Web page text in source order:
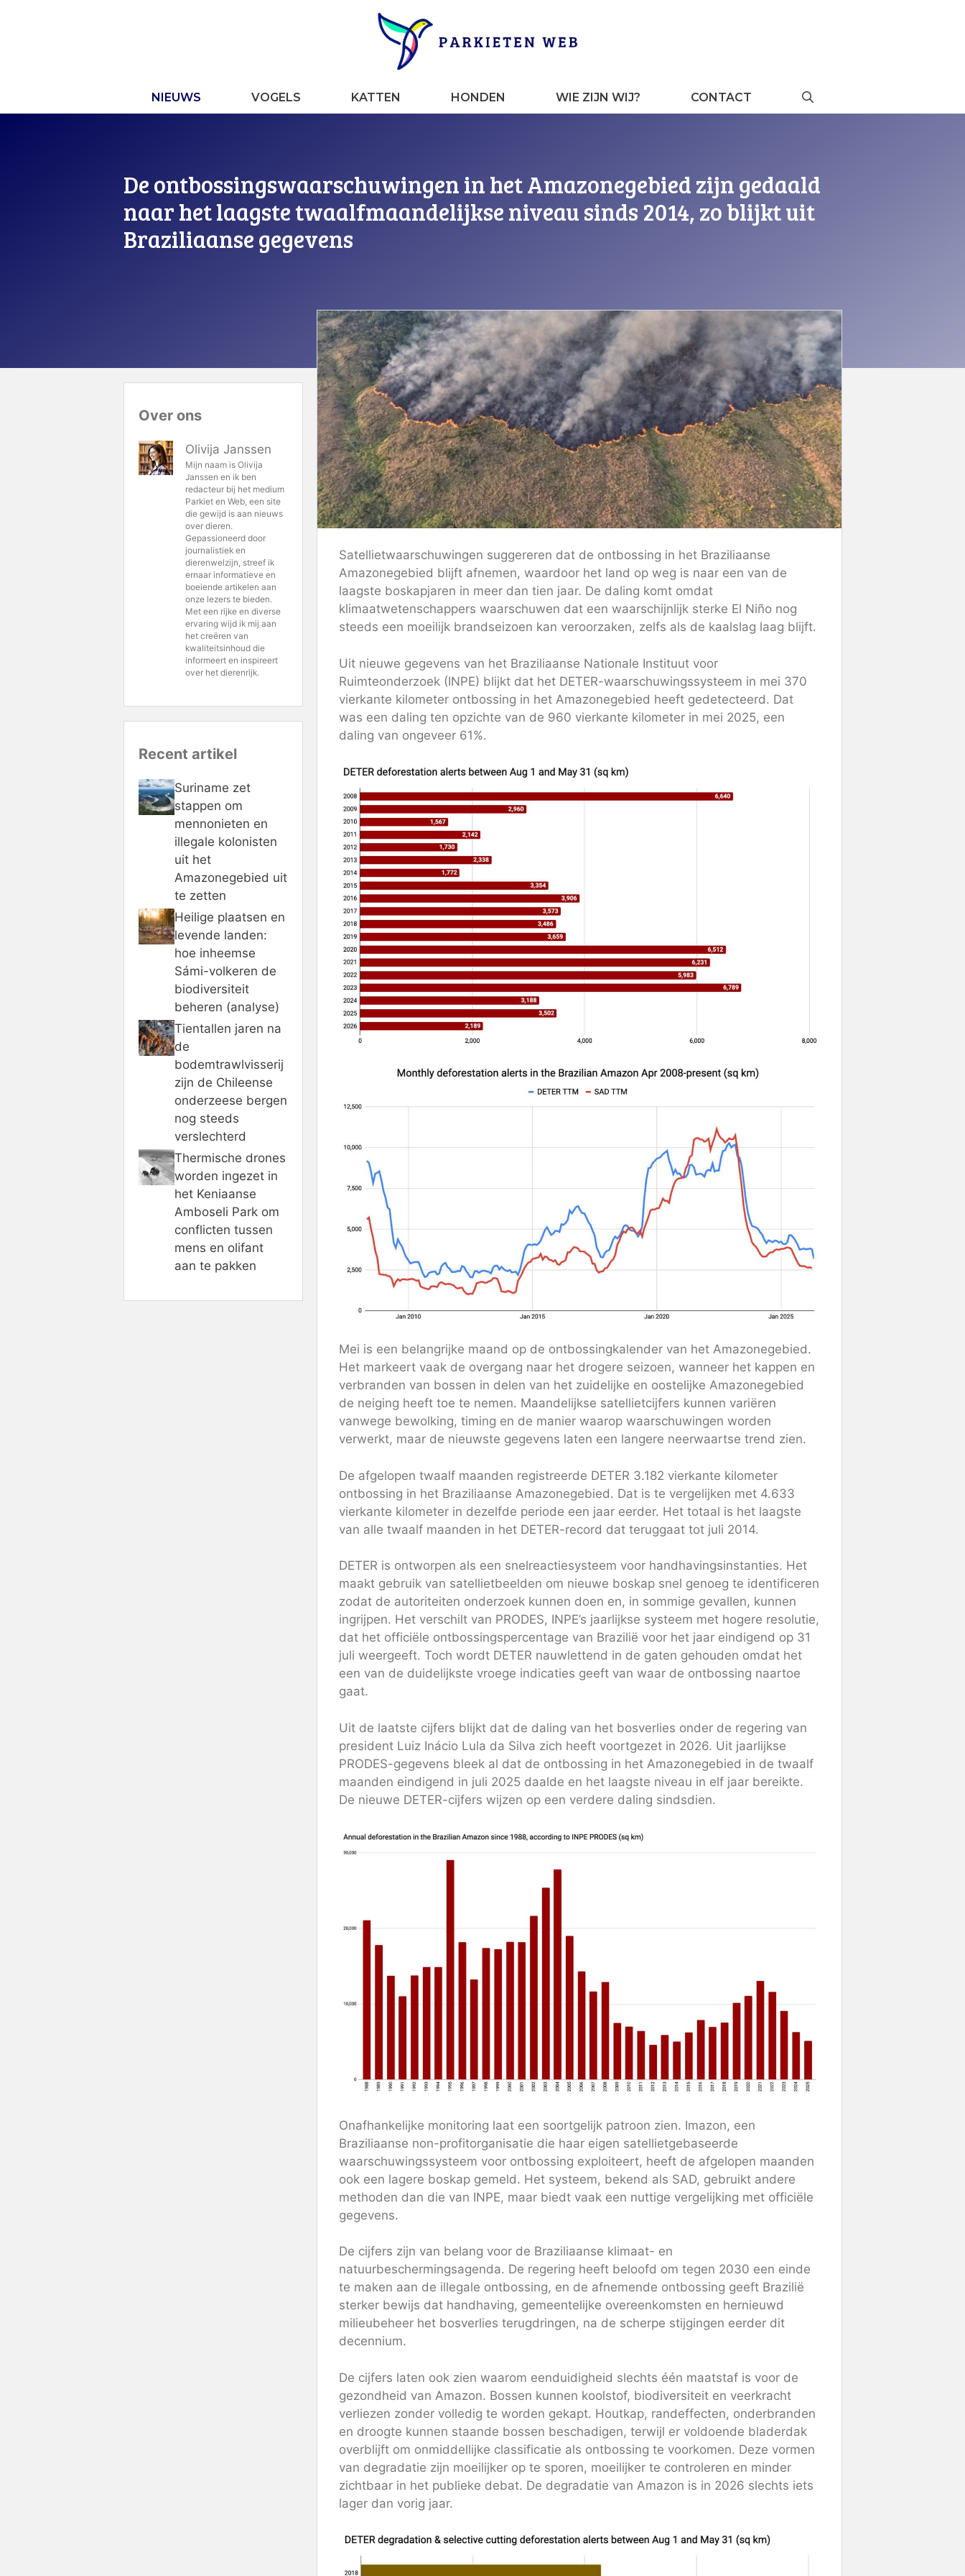
NIEUWS VOGELS KATTEN HONDEN WIE ZIJN WIJ? CONTACT
De ontbossingswaarschuwingen in het Amazonegebied zijn gedaald
naar het laagste twaalfmaandelijkse niveau sinds 2014, zo blijkt uit
Braziliaanse gegevens
Satellietwaarschuwingen suggereren dat de ontbossing in het Braziliaanse
Amazonegebied blijft afnemen, waardoor het land op weg is naar een van de
laagste boskapjaren in meer dan tien jaar. De daling komt omdat
klimaatwetenschappers waarschuwen dat een waarschijnlijk sterke El Niño nog
steeds een moeilijk brandseizoen kan veroorzaken, zelfs als de kaalslag laag blijft.
Uit nieuwe gegevens van het Braziliaanse Nationale Instituut voor
Ruimteonderzoek (INPE) blijkt dat het DETER-waarschuwingssysteem in mei 370
vierkante kilometer ontbossing in het Amazonegebied heeft gedetecteerd. Dat
was een daling ten opzichte van de 960 vierkante kilometer in mei 2025, een
daling van ongeveer 61%.
Mei is een belangrijke maand op de ontbossingkalender van het Amazonegebied.
Het markeert vaak de overgang naar het drogere seizoen, wanneer het kappen en
verbranden van bossen in delen van het zuidelijke en oostelijke Amazonegebied
de neiging heeft toe te nemen. Maandelijkse satellietcijfers kunnen variëren
vanwege bewolking, timing en de manier waarop waarschuwingen worden
verwerkt, maar de nieuwste gegevens laten een langere neerwaartse trend zien.
De afgelopen twaalf maanden registreerde DETER 3.182 vierkante kilometer
ontbossing in het Braziliaanse Amazonegebied. Dat is te vergelijken met 4.633
vierkante kilometer in dezelfde periode een jaar eerder. Het totaal is het laagste
van alle twaalf maanden in het DETER-record dat teruggaat tot juli 2014.
DETER is ontworpen als een snelreactiesysteem voor handhavingsinstanties. Het
maakt gebruik van satellietbeelden om nieuwe boskap snel genoeg te identificeren
zodat de autoriteiten onderzoek kunnen doen en, in sommige gevallen, kunnen
ingrijpen. Het verschilt van PRODES, INPE’s jaarlijkse systeem met hogere resolutie,
dat het officiële ontbossingspercentage van Brazilië voor het jaar eindigend op 31
juli weergeeft. Toch wordt DETER nauwlettend in de gaten gehouden omdat het
een van de duidelijkste vroege indicaties geeft van waar de ontbossing naartoe
gaat.
Uit de laatste cijfers blijkt dat de daling van het bosverlies onder de regering van
president Luiz Inácio Lula da Silva zich heeft voortgezet in 2026. Uit jaarlijkse
PRODES-gegevens bleek al dat de ontbossing in het Amazonegebied in de twaalf
maanden eindigend in juli 2025 daalde en het laagste niveau in elf jaar bereikte.
De nieuwe DETER-cijfers wijzen op een verdere daling sindsdien.
Onafhankelijke monitoring laat een soortgelijk patroon zien. Imazon, een
Braziliaanse non-profitorganisatie die haar eigen satellietgebaseerde
waarschuwingssysteem voor ontbossing exploiteert, heeft de afgelopen maanden
ook een lagere boskap gemeld. Het systeem, bekend als SAD, gebruikt andere
methoden dan die van INPE, maar biedt vaak een nuttige vergelijking met officiële
gegevens.
De cijfers zijn van belang voor de Braziliaanse klimaat- en
natuurbeschermingsagenda. De regering heeft beloofd om tegen 2030 een einde
te maken aan de illegale ontbossing, en de afnemende ontbossing geeft Brazilië
sterker bewijs dat handhaving, gemeentelijke overeenkomsten en hernieuwd
milieubeheer het bosverlies terugdringen, na de scherpe stijgingen eerder dit
decennium.
De cijfers laten ook zien waarom eenduidigheid slechts één maatstaf is voor de
gezondheid van Amazon. Bossen kunnen koolstof, biodiversiteit en veerkracht
verliezen zonder volledig te worden gekapt. Houtkap, randeffecten, onderbranden
en droogte kunnen staande bossen beschadigen, terwijl er voldoende bladerdak
overblijft om onmiddellijke classificatie als ontbossing te voorkomen. Deze vormen
van degradatie zijn moeilijker op te sporen, moeilijker te controleren en minder
zichtbaar in het publieke debat. De degradatie van Amazon is in 2026 slechts iets
lager dan vorig jaar.
Over ons
Olivija Janssen
Mijn naam is Olivija
Janssen en ik ben
redacteur bij het medium
Parkiet en Web, een site
die gewijd is aan nieuws
over dieren.
Gepassioneerd door
journalistiek en
dierenwelzijn, streef ik
ernaar informatieve en
boeiende artikelen aan
onze lezers te bieden.
Met een rijke en diverse
ervaring wijd ik mij aan
het creëren van
kwaliteitsinhoud die
informeert en inspireert
over het dierenrijk.
Recent artikel
Suriname zet
stappen om
mennonieten en
illegale kolonisten
uit het
Amazonegebied uit
te zetten
Heilige plaatsen en
levende landen:
hoe inheemse
Sámi-volkeren de
biodiversiteit
beheren (analyse)
Tientallen jaren na
de
bodemtrawlvisserij
zijn de Chileense
onderzeese bergen
nog steeds
verslechterd
Thermische drones
worden ingezet in
het Keniaanse
Amboseli Park om
conflicten tussen
mens en olifant
aan te pakken